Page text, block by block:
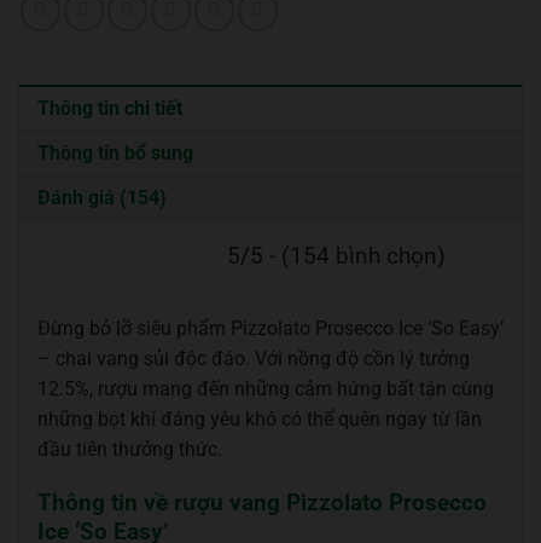
Thông tin chi tiết
Thông tin bổ sung
Đánh giá (154)
5/5 - (154 bình chọn)
Đừng bỏ lỡ siêu phẩm Pizzolato Prosecco Ice ‘So Easy’
– chai vang sủi độc đáo. Với nồng độ cồn lý tưởng
12.5%, rượu mang đến những cảm hứng bất tận cùng
những bọt khí đáng yêu khó có thể quên ngay từ lần
đầu tiên thưởng thức.
Thông tin về rượu vang Pizzolato Prosecco
Ice ‘So Easy’